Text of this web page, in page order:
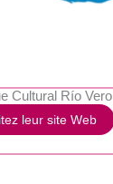
Cultural Río Vero
leur site Web